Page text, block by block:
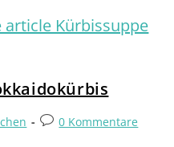
0 Kommentare